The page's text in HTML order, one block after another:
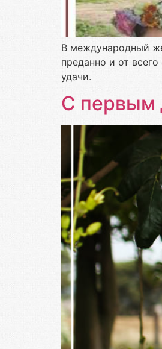
В международный
преданно и от
удачи.
С первым